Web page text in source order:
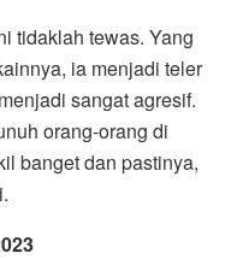
tidaklah tewas. Yang
ia menjadi teler
sangat agresif.
orang-orang di
banget dan pastinya,